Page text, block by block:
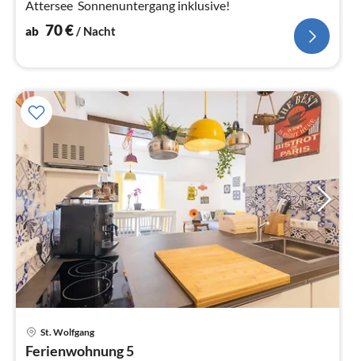
Attersee  Sonnenuntergang inklusive!
ab 70€/ Nacht
St. Wolfgang
Ferienwohnung 5